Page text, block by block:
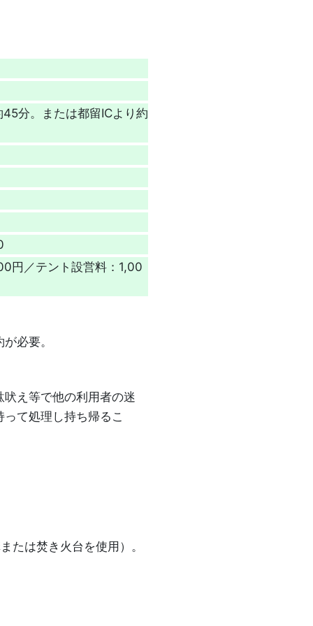
分。または都留ICより約
円／テント設営料：1,00
必要。
え等で他の利用者の迷
て処理し持ち帰るこ
たは焚き火台を使用）。